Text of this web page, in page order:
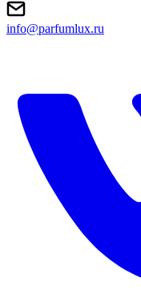
info@parfumlux.ru